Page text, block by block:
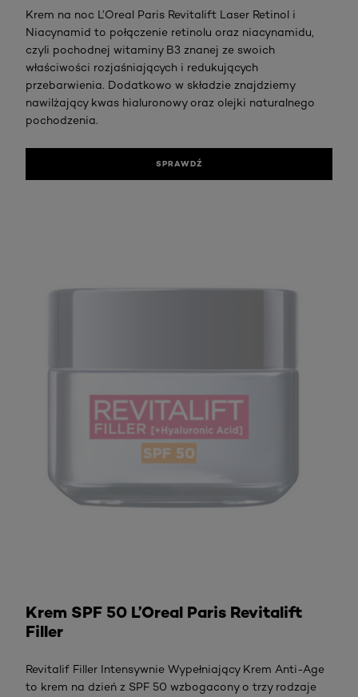
Krem na noc L’Oreal Paris Revitalift Laser Retinol i
Niacynamid to połączenie retinolu oraz niacynamidu,
czyli pochodnej witaminy B3 znanej ze swoich
właściwości rozjaśniających i redukujących
przebarwienia. Dodatkowo w składzie znajdziemy
nawilżający kwas hialuronowy oraz olejki naturalnego
pochodzenia.
SPRAWDŹ
Krem SPF 50 L’Oreal Paris Revitalift
Filler
Revitalif Filler Intensywnie Wypełniający Krem Anti-Age
to krem na dzień z SPF 50 wzbogacony o trzy rodzaje